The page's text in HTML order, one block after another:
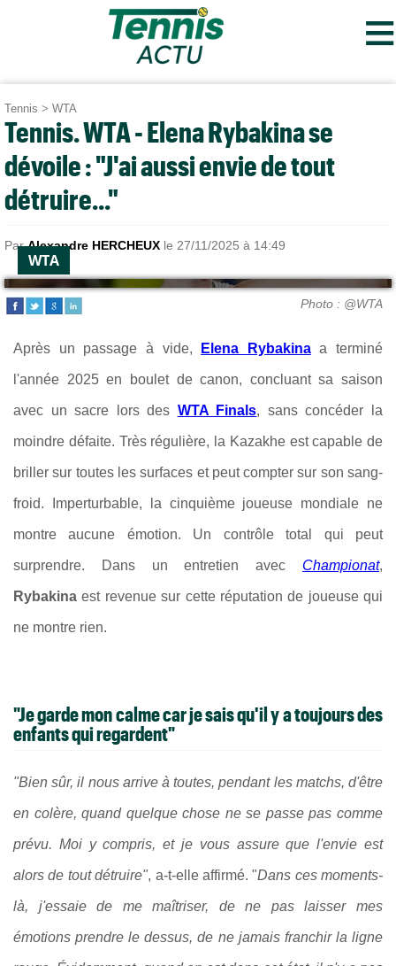
≡
Tennis > WTA
Tennis. WTA - Elena Rybakina se
dévoile : "J'ai aussi envie de tout
détruire..."
ParAlexandre HERCHEUX le 27/11/2025 à 14:49
WTA
Photo : @WTA
Après un passage à vide, Elena Rybakinaa terminé
l'année 2025 en boulet de canon, concluant sa saison
avec un sacre lors des WTA Finals, sans concéder la
moindre défaite. Très régulière, la Kazakhe est capable de
briller sur toutes les surfaces et peut compter sur son sang-
froid. Imperturbable, la cinquième joueuse mondiale ne
montre aucune émotion. Un contrôle total qui peut
surprendre. Dans un entretien avec Championat,
Rybakinaest revenue sur cette réputation de joueuse qui
ne montre rien.
"Je garde mon calme car je sais qu'il y a toujours des
enfants qui regardent"
"Bien sûr, il nous arrive à toutes, pendant les matchs, d'être
en colère, quand quelque chose ne se passe pas comme
prévu. Moi y compris, et je vous assure que l'envie est
alors de tout détruire", a-t-elle affirmé. "Dans ces moments-
là, j'essaie de me maîtriser, de ne pas laisser mes
émotions prendre le dessus, de ne jamais franchir la ligne